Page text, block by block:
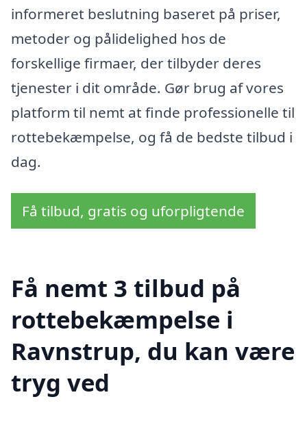
informeret beslutning baseret på priser,
metoder og pålidelighed hos de
forskellige firmaer, der tilbyder deres
tjenester i dit område. Gør brug af vores
platform til nemt at finde professionelle til
rottebekæmpelse, og få de bedste tilbud i
dag.
Få tilbud, gratis og uforpligtende
Få nemt 3 tilbud på
rottebekæmpelse i
Ravnstrup, du kan være
tryg ved